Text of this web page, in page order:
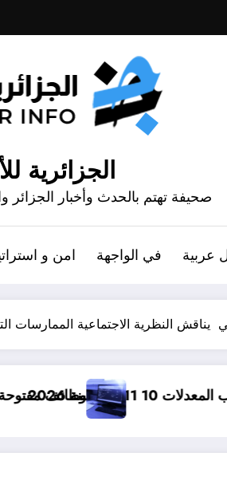
الجزائرية
صحيفة تهتم بالحدث وأخبار الجزائر
عربية في الواجهة امن و
النظرية الاجتماعية الممارسات
وظائف مفتوحة للحاصلين على مستوى 3 ثانوي في الجزائر .. 15 وظيفة مفتوحة لاحصاب